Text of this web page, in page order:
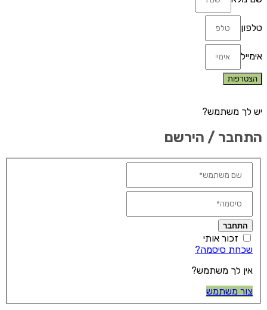
הצטרפות
לך משתמש?
/ הירשם
התחבר
זכור אותי
שכחת סיסמה?
אין לך משתמש?
צור משתמש